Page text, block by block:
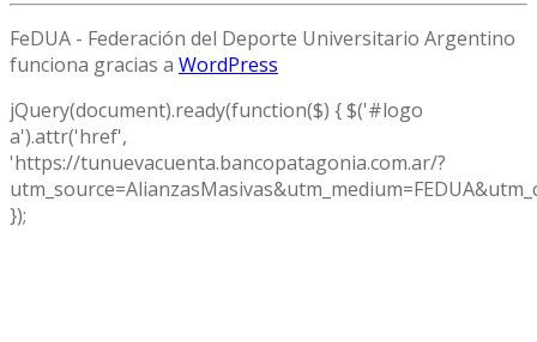
FeDUA - Federación del Deporte Universitario Argentino
funciona gracias a WordPress
jQuery(document).ready(function($) { $('#logo
a').attr('href',
'https://tunuevacuenta.bancopatagonia.com.ar/?
});